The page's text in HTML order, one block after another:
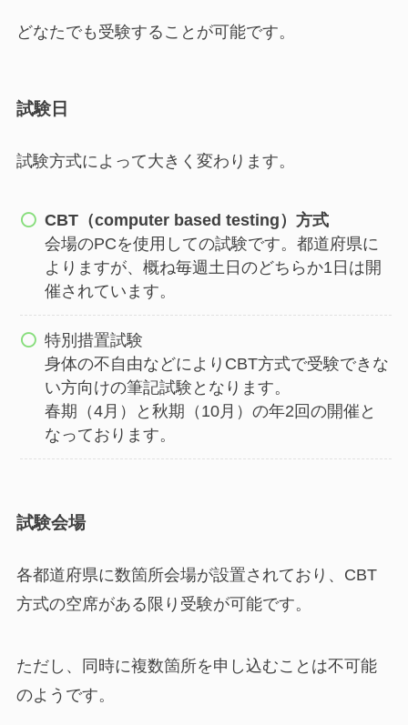
どなたでも受験することが可能です。
試験日
試験方式によって大きく変わります。
CBT（computer based testing）方式
会場のPCを使用しての試験です。都道府県に
よりますが、概ね毎週土日のどちらか1日は開
催されています。
特別措置試験
身体の不自由などによりCBT方式で受験できな
い方向けの筆記試験となります。
春期（4月）と秋期（10月）の年2回の開催と
なっております。
試験会場
各都道府県に数箇所会場が設置されており、CBT
方式の空席がある限り受験が可能です。
ただし、同時に複数箇所を申し込むことは不可能
のようです。